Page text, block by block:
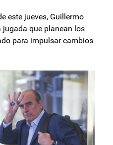
este jueves, Guillermo
jugada que planean los
para impulsar cambios